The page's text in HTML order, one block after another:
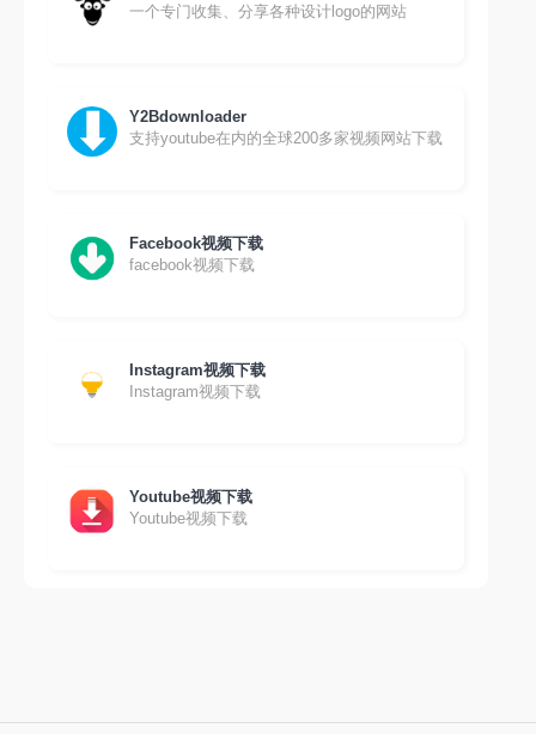
一个专门收集、分享各种设计logo的网站
Y2Bdownloader
支持youtube在内的全球200多家视频网站下载
Facebook视频下载
facebook视频下载
Instagram视频下载
Instagram视频下载
Youtube视频下载
Youtube视频下载